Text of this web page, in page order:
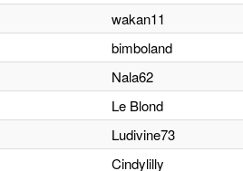
wakan11
bimboland
Nala62
Le Blond
Ludivine73
Cindylilly